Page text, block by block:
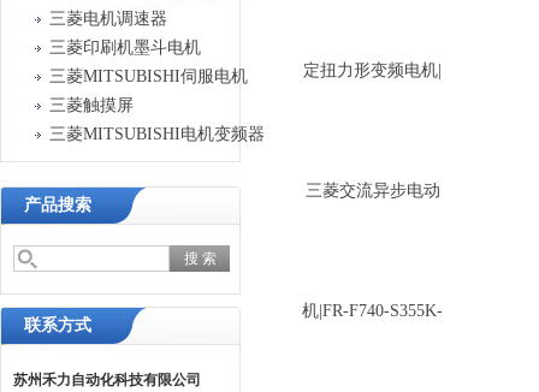
三菱电机调速器
三菱印刷机墨斗电机
三菱MITSUBISHI伺服电机
三菱触摸屏
三菱MITSUBISHI电机变频器
产品搜索
联系方式
苏州禾力自动化科技有限公司